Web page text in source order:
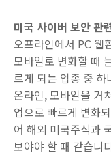
미국 사이버 보안 관
오프라인에서 PC 웹
모바일로 변화할 때
르게 되는 업종 중
온라인, 모바일을 거
업으로 빠르게 변화
어 해외 미국주식과
보야야 할 때 같습니